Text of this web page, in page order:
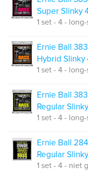
Super Slinky
1 set - 4 -
Ernie Ball
Hybrid Slinky
1 set - 4 -
Ernie Ball
Regular
1 set - 4 -
Ernie Ball
Regular
1 set - 4 - niet